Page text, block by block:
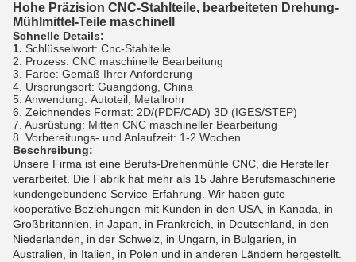
Hohe Präzision CNC-Stahlteile, bearbeiteten Drehung-
Mühlmittel-Teile maschinell
Schnelle Details:
1. Schlüsselwort: Cnc-Stahlteile
2. Prozess: CNC maschinelle Bearbeitung
3. Farbe: Gemäß Ihrer Anforderung
4. Ursprungsort: Guangdong, China
5. Anwendung: Autoteil, Metallrohr
6. Zeichnendes Format: 2D/(PDF/CAD) 3D (IGES/STEP)
7. Ausrüstung: Mitten CNC maschineller Bearbeitung
8. Vorbereitungs- und Anlaufzeit: 1-2 Wochen
Beschreibung:
Unsere Firma ist eine Berufs-Drehenmühle CNC, die Hersteller
verarbeitet. Die Fabrik hat mehr als 15 Jahre Berufsmaschinerie
kundengebundene Service-Erfahrung. Wir haben gute
kooperative Beziehungen mit Kunden in den USA, in Kanada, in
Großbritannien, in Japan, in Frankreich, in Deutschland, in den
Niederlanden, in der Schweiz, in Ungarn, in Bulgarien, in
Australien, in Italien, in Polen und in anderen Ländern hergestellt.